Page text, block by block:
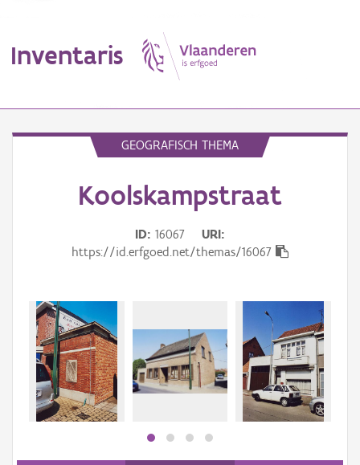
Inventaris
Thema
Gebeurtenis
Persoon of collectief
Downloads
GEOGRAFISCH THEMA
Koolskampstraat
ID 16067
URI
https://id.erfgoed.net/themas/16067